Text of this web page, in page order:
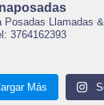
Posadas Llamadas
3764162393
Más